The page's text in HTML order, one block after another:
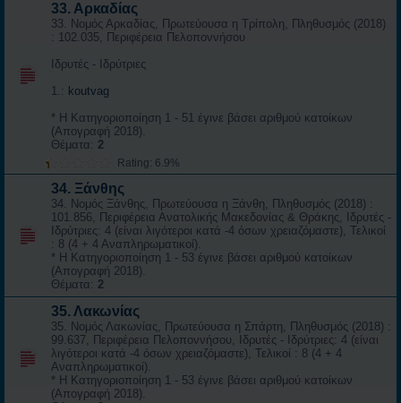
33. Αρκαδίας
33. Νομός Αρκαδίας, Πρωτεύουσα η Τρίπολη, Πληθυσμός (2018)
: 102.035, Περιφέρεια Πελοποννήσου
Ιδρυτές - Ιδρύτριες
1.: koutvag
* Η Κατηγοριοποίηση 1 - 51 έγινε βάσει αριθμού κατοίκων
(Απογραφή 2018).
Θέματα: 2
Rating: 6.9%
34. Ξάνθης
34. Νομός Ξάνθης, Πρωτεύουσα η Ξάνθη, Πληθυσμός (2018) :
101.856, Περιφέρεια Ανατολικής Μακεδονίας & Θράκης, Ιδρυτές -
Ιδρύτριες: 4 (είναι λιγότεροι κατά -4 όσων χρειαζόμαστε), Τελικοί
: 8 (4 + 4 Αναπληρωματικοί).
* Η Κατηγοριοποίηση 1 - 53 έγινε βάσει αριθμού κατοίκων
(Απογραφή 2018).
Θέματα: 2
35. Λακωνίας
35. Νομός Λακωνίας, Πρωτεύουσα η Σπάρτη, Πληθυσμός (2018) :
99.637, Περιφέρεια Πελοποννήσου, Ιδρυτές - Ιδρύτριες: 4 (είναι
λιγότεροι κατά -4 όσων χρειαζόμαστε), Τελικοί : 8 (4 + 4
Αναπληρωματικοί).
* Η Κατηγοριοποίηση 1 - 53 έγινε βάσει αριθμού κατοίκων
(Απογραφή 2018).